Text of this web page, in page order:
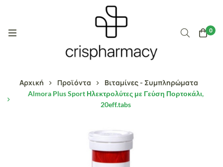
0
Αρχική Προϊόντα Βιταμίνες - Συμπληρώματα
Almora Plus Sport Ηλεκτρολύτες με Γεύση Πορτοκάλι,
20eff.tabs